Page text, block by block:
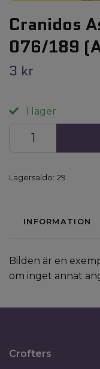
Cranidos
076/189
3 kr
I lager
Lagersaldo: 29
INFORMATION
Bilden är en
om inget annat
Crofters